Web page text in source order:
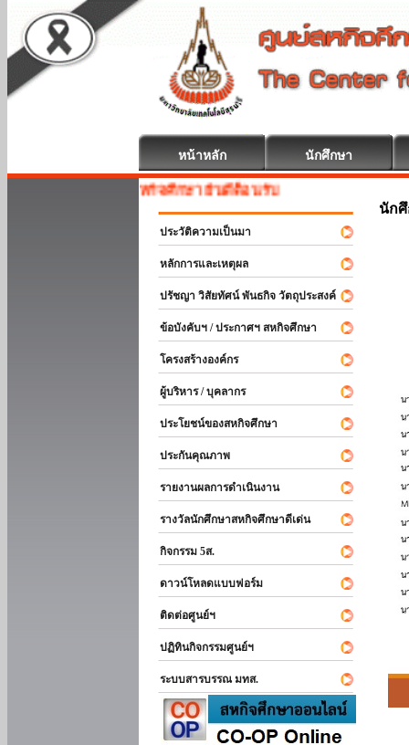
หน้าหลัก นักศึกษา
สหกิจศึกษา ยินดีต้อนรับ
ประวัติความเป็นมา
หลักการและเหตุผล
ปรัชญา วิสัยทัศน์ พันธกิจ วัตถุประสงค์
ข้อบังคับฯ / ประกาศฯ สหกิจศึกษา
โครงสร้างองค์กร
ผู้บริหาร / บุคลากร
ประโยชน์ของสหกิจศึกษา
ประกันคุณภาพ
รายงานผลการดำเนินงาน
รางวัลนักศึกษาสหกิจศึกษาดีเด่น
กิจกรรม 5ส.
ดาวน์โหลดแบบฟอร์ม
ติดต่อศูนย์ฯ
ปฏิทินกิจกรรมศูนย์ฯ
ระบบสารบรรณ มทส.
นัก